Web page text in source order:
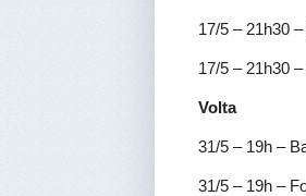
17/5 – 21h30
17/5 – 21h30
Volta
31/5 – 19h –
31/5 – 19h –